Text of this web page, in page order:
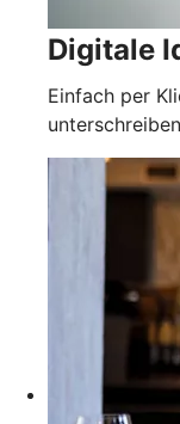
Digitale
Einfach per
unterschreiben